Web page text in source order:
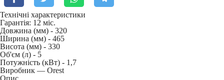
Технічні характеристики
Гарантія: 12 міс.
Довжина (мм) - 320
Ширина (мм) - 465
Висота (мм) - 330
Об'єм (л) - 5
Потужність (кВт) - 1,7
Виробник — Orest